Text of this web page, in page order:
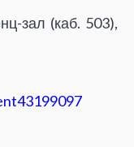
зал (каб. 503),